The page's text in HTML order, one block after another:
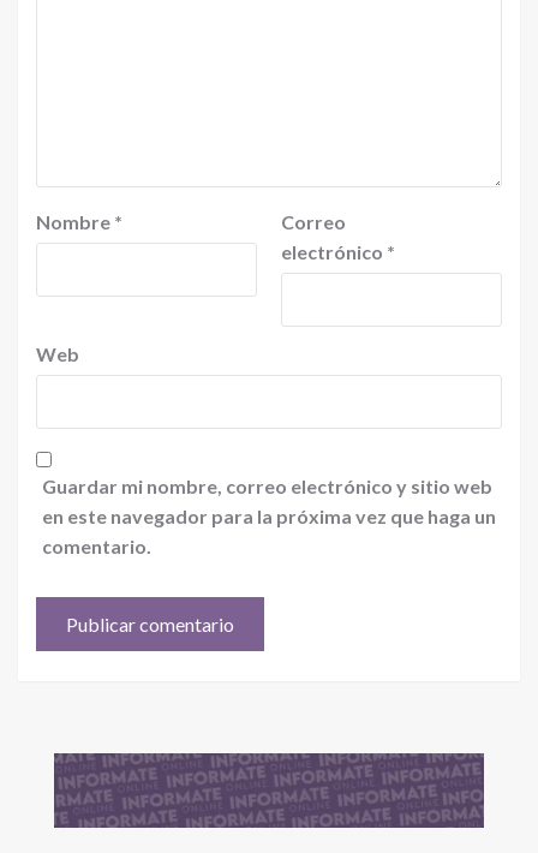
Nombre *
Correo
electrónico *
Web
Guardar mi nombre, correo electrónico y sitio web
en este navegador para la próxima vez que haga un
comentario.